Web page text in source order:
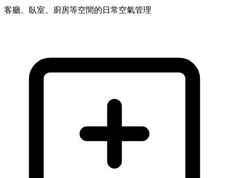
客廳、臥室、廚房等空間的日常空氣管理